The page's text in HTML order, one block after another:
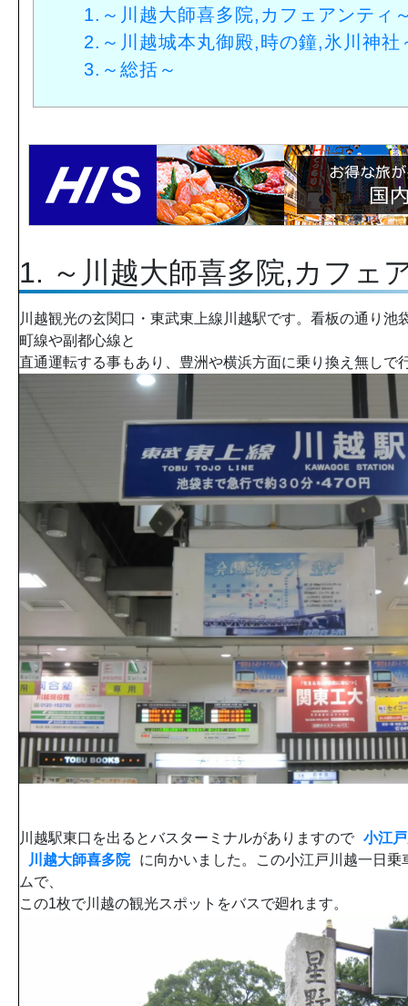
1. ～川越大師喜多院,カフェアンティ
2. ～川越城本丸御殿,時の鐘,氷川神社
3. ～総括～
1. ～川越大師喜多院,カフェ
川越観光の玄関口・東武東上線川越駅です。看板の通り池
町線や副都心線と
直通運転する事もあり、豊洲や横浜方面に乗り換え無しで
川越駅東口を出るとバスターミナルがありますので
小江
川越大師喜多院
に向かいました。この小江戸川越一日
ムで、
この1枚で川越の観光スポットをバスで廻れます。